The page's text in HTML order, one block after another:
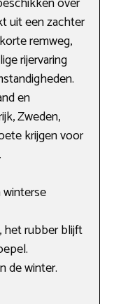
uit een zachter
remweg,
rijervaring
en
Zweden,
krijgen voor
het rubber blijft
de winter.